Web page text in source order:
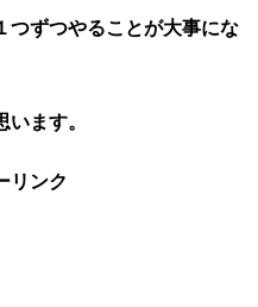
つずつやることが大事にな
ます。
リンク